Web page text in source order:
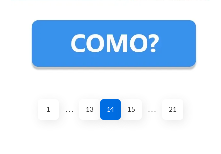
1 . . . 13 14 15 . . . 21